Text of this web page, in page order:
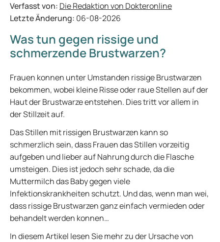
Verfasst von: Die Redaktion von Dokteronline
Letzte Änderung: 06-08-2026
Was tun gegen rissige und
schmerzende Brustwarzen?
Frauen konnen unter Umstanden rissige Brustwarzen
bekommen, wobei kleine Risse oder raue Stellen auf der
Haut der Brustwarze entstehen. Dies tritt vor allem in
der Stillzeit auf.
Das Stillen mit rissigen Brustwarzen kann so
schmerzlich sein, dass Frauen das Stillen vorzeitig
aufgeben und lieber auf Nahrung durch die Flasche
umsteigen. Dies ist jedoch sehr schade, da die
Muttermilch das Baby gegen viele
Infektionskrankheiten schutzt. Und das, wenn man wei,
dass rissige Brustwarzen ganz einfach vermieden oder
behandelt werden konnen…
In diesem Artikel lesen Sie mehr zu der Ursache von